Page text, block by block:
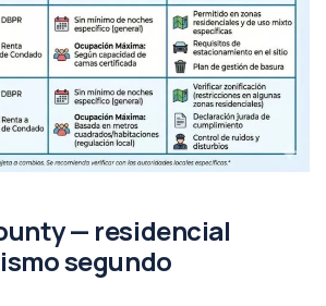
— residencial
segundo